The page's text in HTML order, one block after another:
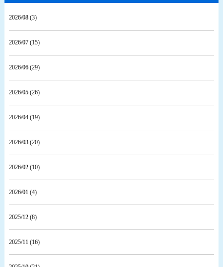
2026/08 (3)
2026/07 (15)
2026/06 (29)
2026/05 (26)
2026/04 (19)
2026/03 (20)
2026/02 (10)
2026/01 (4)
2025/12 (8)
2025/11 (16)